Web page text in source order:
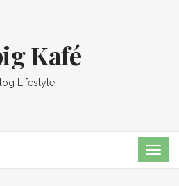
Kafé
Lifestyle